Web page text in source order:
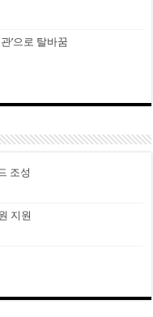
’으로 탈바꿈
조성
지원